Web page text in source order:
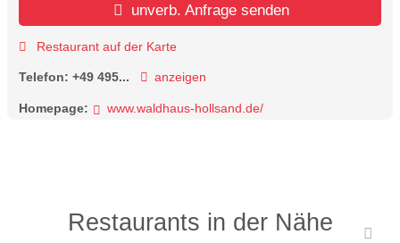
unverb. Anfrage senden
Restaurant auf der Karte
Telefon: +49 495... anzeigen
Homepage: www.waldhaus-hollsand.de/
Restaurants in der Nähe